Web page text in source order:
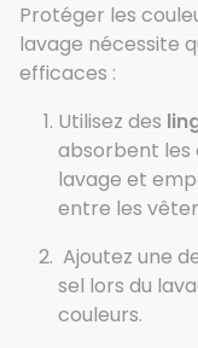
Protéger les
lavage nécessite
efficaces :
Utilisez des
absorbent les
lavage et
entre les
Ajoutez une
sel lors du
couleurs.